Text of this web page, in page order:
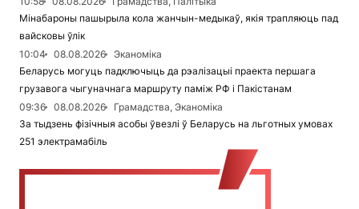
Мінабароны пашырыла кола жанчын-медыкаў, якія трапляюць пад
вайсковы ўлік
10:04
08.08.2026
Эканоміка
Беларусь могуць падключыць да рэалізацыі праекта першага
грузавога чыгуначнага маршруту паміж РФ і Пакістанам
09:36
08.08.2026
Грамадства, Эканоміка
За тыдзень фізічныя асобы ўвезлі ў Беларусь на льготных умовах
251 электрамабіль